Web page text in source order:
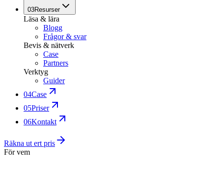
03Resurser
Läsa & lära
Blogg
Frågor & svar
Bevis & nätverk
Case
Partners
Verktyg
Guider
04Case
05Priser
06Kontakt
Räkna ut ert pris
För vem